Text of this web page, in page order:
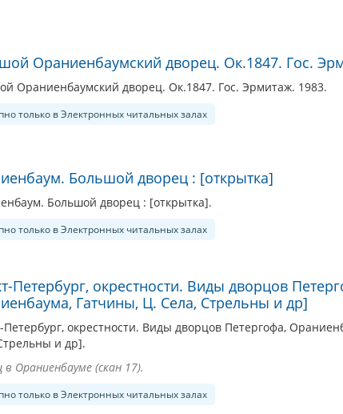
Ораниенбаумский дворец. Ок.1847. Гос.
Ораниенбаумский дворец. Ок.1847. Гос. Эрмитаж. 1983.
только в Электронных читальных залах
Большой дворец : [открытка]
Большой дворец : [открытка].
только в Электронных читальных залах
Петербург, окрестности. Виды дворцов
Гатчины, Ц. Села, Стрельны и др]
Петербург, окрестности. Виды дворцов Петергофа,
и др].
в Ораниенбауме (скан 17).
только в Электронных читальных залах